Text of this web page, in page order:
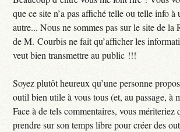
que ce site n’a pas affiché telle ou telle info
autre... Nous ne sommes pas sur le site de
de M. Courbis ne fait qu’afficher les
veut bien transmettre au public !!!
Soyez plutôt heureux qu’une personne
outil bien utile à vous tous (et, au passage, à
Face à de tels commentaires, vous mériteriez
prendre sur son temps libre pour créer des